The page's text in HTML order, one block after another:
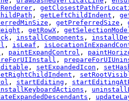
,
, getLeftChildIndent ,
, getPreferredSize ,
, getRowX ,
, installComponents ,
, isLeaf ,
, paintExpandControl ,
,
, setExpandedIcon ,
,
, startEditing ,
,
,